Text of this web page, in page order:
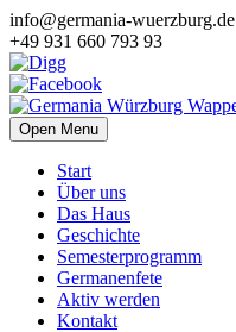
info@germania-wuerzburg.de
+49 931 660 793 93
Open Menu
Start
Über uns
Das Haus
Geschichte
Semesterprogramm
Germanenfete
Aktiv werden
Kontakt